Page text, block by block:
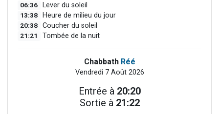
06:36 Lever du soleil
13:38 Heure de milieu du jour
20:38 Coucher du soleil
21:21 Tombée de la nuit
Chabbath Réé
Vendredi 7 Août 2026
Entrée à 20:20
Sortie à 21:22